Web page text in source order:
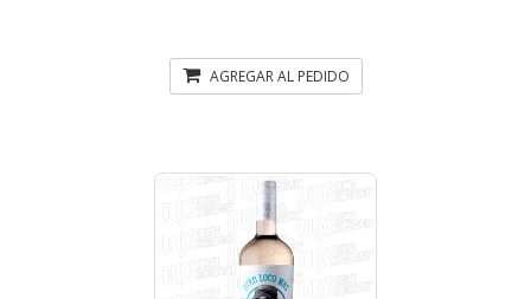
AGREGAR AL PEDIDO